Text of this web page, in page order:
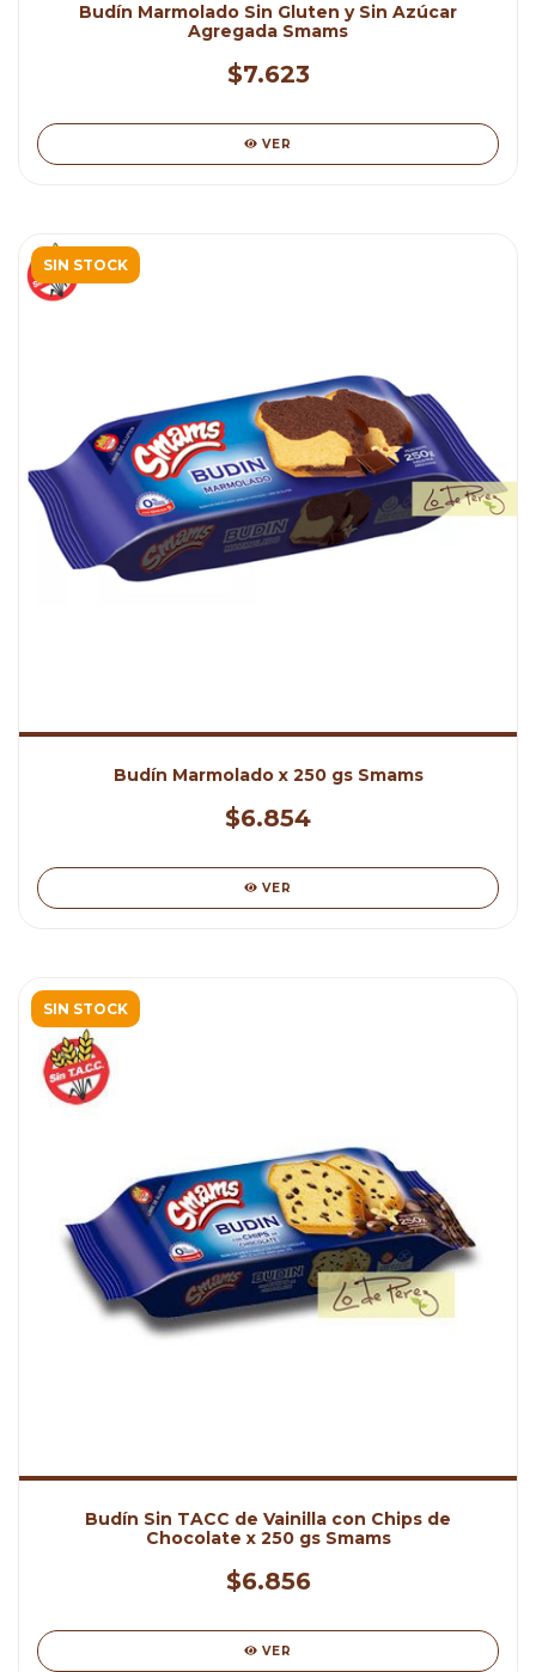
Budín Marmolado Sin Gluten y Sin Azúcar
Agregada Smams
$7.623
VER
SIN STOCK
Budín Marmolado x 250 gs Smams
$6.854
VER
SIN STOCK
Budín Sin TACC de Vainilla con Chips de
Chocolate x 250 gs Smams
$6.856
VER